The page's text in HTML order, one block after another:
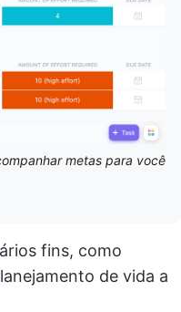
metas para você
fins, como
de vida a